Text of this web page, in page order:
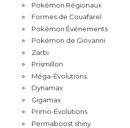
Pokémon Régionaux
Formes de Couafarel
Pokémon Événements
Pokémon de Giovanni
Zarbi
Prismillon
Méga-Évolutions
Dynamax
Gigamax
Primo-Évolutions
Permaboost shiny